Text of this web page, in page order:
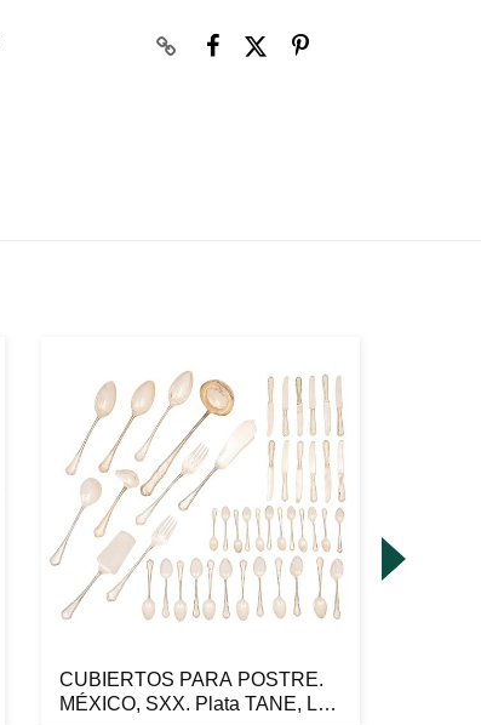
CUBIERTOS PARA POSTRE.
MÉXICO, SXX. Plata TANE, Ley